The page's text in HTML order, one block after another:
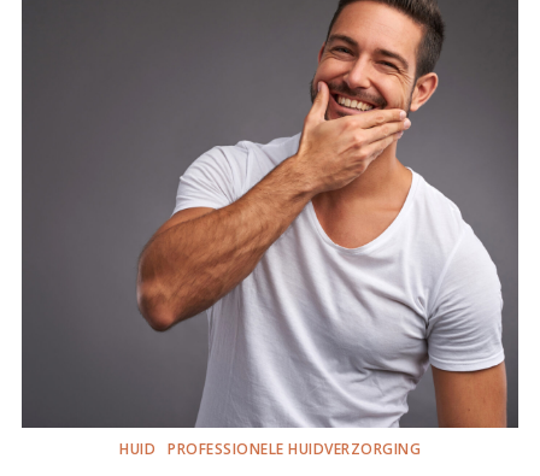
HUID PROFESSIONELE HUIDVERZORGING